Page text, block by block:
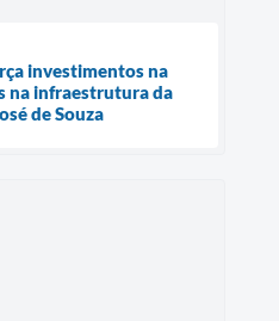
investimentos na
na infraestrutura da
de Souza